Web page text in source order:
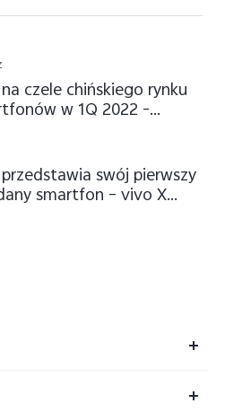
czele chińskiego rynku
w 1Q 2022 -
swój pierwszy
smartfon – vivo X